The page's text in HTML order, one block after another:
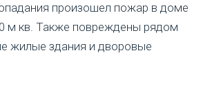
произошел пожар в доме
м кв. Также повреждены рядом
жилые здания и дворовые